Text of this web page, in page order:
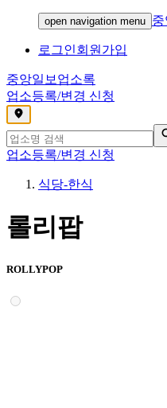
open navigation menu
로그인회원가입
중앙일보 업소록
업소등록/변경 신청
,
업소등록/변경 신청
식당-한식
롤리팝
ROLLYPOP